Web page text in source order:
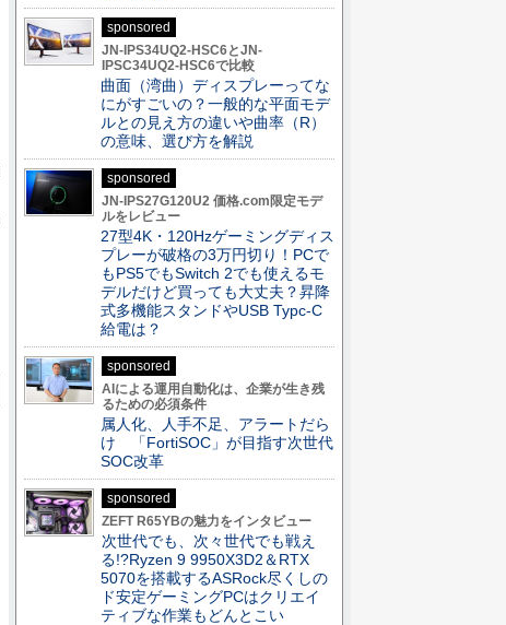
sponsored
JN-IPS34UQ2-HSC6とJN-
IPSC34UQ2-HSC6で比較
曲面（湾曲）ディスプレーってな
にがすごいの？一般的な平面モデ
ルとの見え方の違いや曲率（R）
の意味、選び方を解説
sponsored
JN-IPS27G120U2 価格.com限定モデ
ルをレビュー
27型4K・120Hzゲーミングディス
プレーが破格の3万円切り！PCで
もPS5でもSwitch 2でも使えるモ
デルだけど買っても大丈夫？昇降
式多機能スタンドやUSB Typc-C
給電は？
sponsored
AIによる運用自動化は、企業が生き残
るための必須条件
属人化、人手不足、アラートだら
け 「FortiSOC」が目指す次世代
SOC改革
sponsored
ZEFT R65YBの魅力をインタビュー
次世代でも、次々世代でも戦え
る!?Ryzen 9 9950X3D2＆RTX
5070を搭載するASRock尽くしの
ド安定ゲーミングPCはクリエイ
ティブな作業もどんとこい